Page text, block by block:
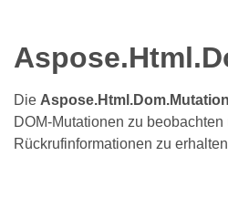
Die
DOM-Mutationen zu
Rückrufinformationen zu